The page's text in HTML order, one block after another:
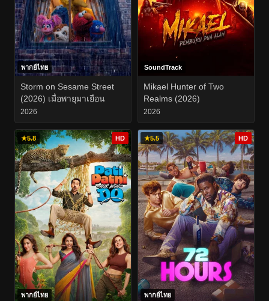
พากย์ไทย
Storm on Sesame Street
(2026) เมื่อพายุมาเยือน
2026
SoundTrack
Mikael Hunter of Two
Realms (2026)
2026
★5.8 HD
พากย์ไทย
★5.5 HD
พากย์ไทย